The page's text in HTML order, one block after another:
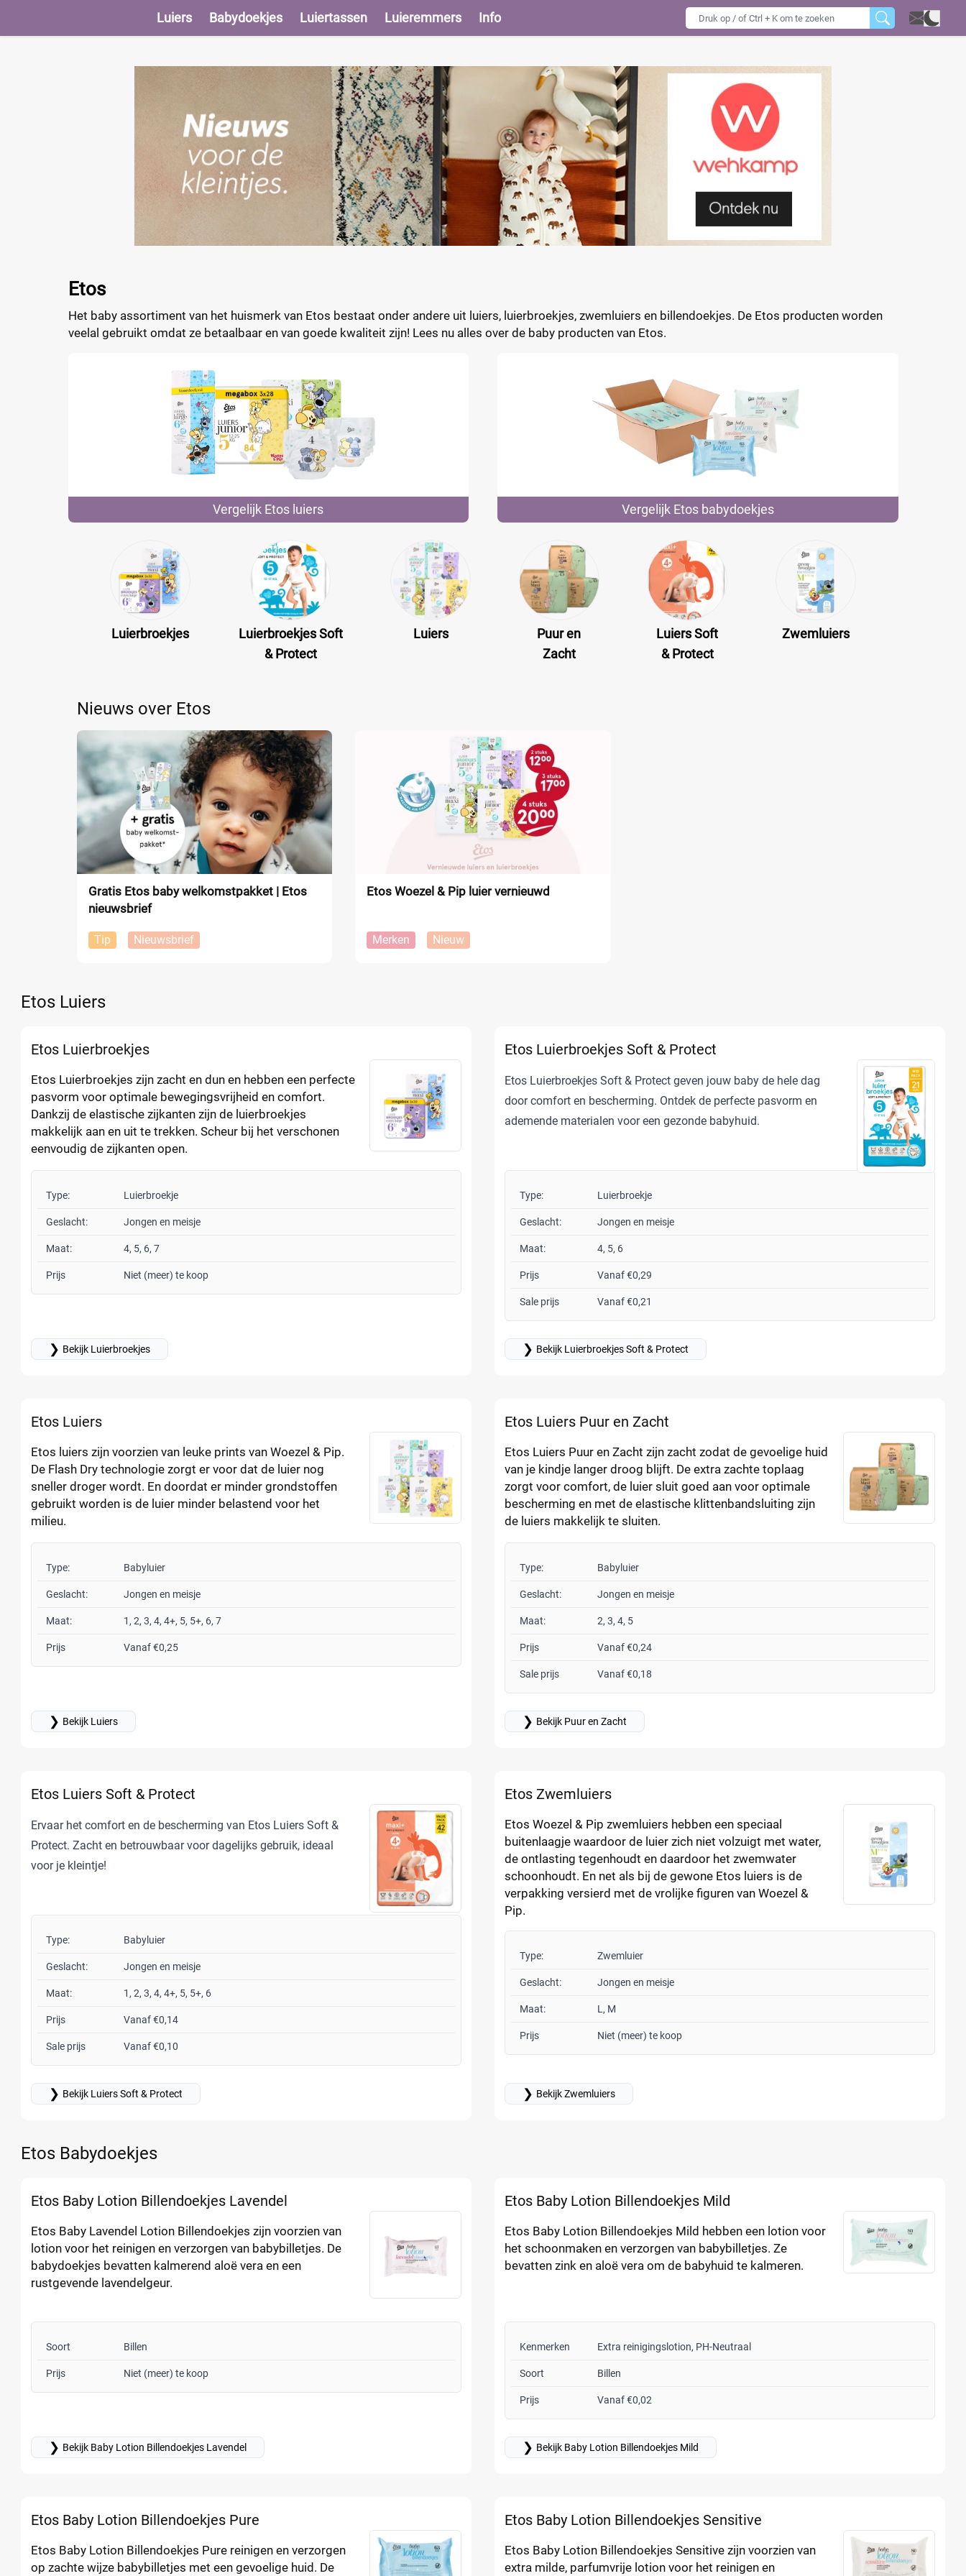
Luiers Babydoekjes Luiertassen Luieremmers Info
Etos
Het baby assortiment van het huismerk van Etos bestaat onder andere uit luiers, luierbroekjes, zwemluiers en billendoekjes. De Etos producten worden
veelal gebruikt omdat ze betaalbaar en van goede kwaliteit zijn! Lees nu alles over de baby producten van Etos.
Vergelijk Etos luiers Vergelijk Etos babydoekjes
Luierbroekjes
Luierbroekjes Soft
& Protect
Luiers
Puur en
Zacht
Luiers Soft
& Protect
Zwemluiers
Nieuws over Etos
Gratis Etos baby welkomstpakket | Etos
nieuwsbrief
Tip Nieuwsbrief
Etos Woezel & Pip luier vernieuwd
Merken Nieuw
Etos Luiers
Etos Luierbroekjes
Etos Luierbroekjes zijn zacht en dun en hebben een perfecte
pasvorm voor optimale bewegingsvrijheid en comfort.
Dankzij de elastische zijkanten zijn de luierbroekjes
makkelijk aan en uit te trekken. Scheur bij het verschonen
eenvoudig de zijkanten open.
Type: Luierbroekje
Geslacht: Jongen en meisje
Maat: 4, 5, 6, 7
Prijs Niet (meer) te koop
❯ Bekijk Luierbroekjes
Etos Luierbroekjes Soft & Protect
Etos Luierbroekjes Soft & Protect geven jouw baby de hele dag
door comfort en bescherming. Ontdek de perfecte pasvorm en
ademende materialen voor een gezonde babyhuid.
Type: Luierbroekje
Geslacht: Jongen en meisje
Maat: 4, 5, 6
Prijs Vanaf €0,29
Sale prijs Vanaf €0,21
❯ Bekijk Luierbroekjes Soft & Protect
Etos Luiers
Etos luiers zijn voorzien van leuke prints van Woezel & Pip.
De Flash Dry technologie zorgt er voor dat de luier nog
sneller droger wordt. En doordat er minder grondstoffen
gebruikt worden is de luier minder belastend voor het
milieu.
Type: Babyluier
Geslacht: Jongen en meisje
Maat: 1, 2, 3, 4, 4+, 5, 5+, 6, 7
Prijs Vanaf €0,25
❯ Bekijk Luiers
Etos Luiers Puur en Zacht
Etos Luiers Puur en Zacht zijn zacht zodat de gevoelige huid
van je kindje langer droog blijft. De extra zachte toplaag
zorgt voor comfort, de luier sluit goed aan voor optimale
bescherming en met de elastische klittenbandsluiting zijn
de luiers makkelijk te sluiten.
Type: Babyluier
Geslacht: Jongen en meisje
Maat: 2, 3, 4, 5
Prijs Vanaf €0,24
Sale prijs Vanaf €0,18
❯ Bekijk Puur en Zacht
Etos Luiers Soft & Protect
Ervaar het comfort en de bescherming van Etos Luiers Soft &
Protect. Zacht en betrouwbaar voor dagelijks gebruik, ideaal
voor je kleintje!
Type: Babyluier
Geslacht: Jongen en meisje
Maat: 1, 2, 3, 4, 4+, 5, 5+, 6
Prijs Vanaf €0,14
Sale prijs Vanaf €0,10
❯ Bekijk Luiers Soft & Protect
Etos Zwemluiers
Etos Woezel & Pip zwemluiers hebben een speciaal
buitenlaagje waardoor de luier zich niet volzuigt met water,
de ontlasting tegenhoudt en daardoor het zwemwater
schoonhoudt. En net als bij de gewone Etos luiers is de
verpakking versierd met de vrolijke figuren van Woezel &
Pip.
Type: Zwemluier
Geslacht: Jongen en meisje
Maat: L, M
Prijs Niet (meer) te koop
❯ Bekijk Zwemluiers
Etos Babydoekjes
Etos Baby Lotion Billendoekjes Lavendel
Etos Baby Lavendel Lotion Billendoekjes zijn voorzien van
lotion voor het reinigen en verzorgen van babybilletjes. De
babydoekjes bevatten kalmerend aloë vera en een
rustgevende lavendelgeur.
Soort Billen
Prijs Niet (meer) te koop
❯ Bekijk Baby Lotion Billendoekjes Lavendel
Etos Baby Lotion Billendoekjes Mild
Etos Baby Lotion Billendoekjes Mild hebben een lotion voor
het schoonmaken en verzorgen van babybilletjes. Ze
bevatten zink en aloë vera om de babyhuid te kalmeren.
Kenmerken Extra reinigingslotion, PH-Neutraal
Soort Billen
Prijs Vanaf €0,02
❯ Bekijk Baby Lotion Billendoekjes Mild
Etos Baby Lotion Billendoekjes Pure
Etos Baby Lotion Billendoekjes Pure reinigen en verzorgen
op zachte wijze babybilletjes met een gevoelige huid. De
Etos Baby Lotion Billendoekjes Sensitive
Etos Baby Lotion Billendoekjes Sensitive zijn voorzien van
extra milde, parfumvrije lotion voor het reinigen en